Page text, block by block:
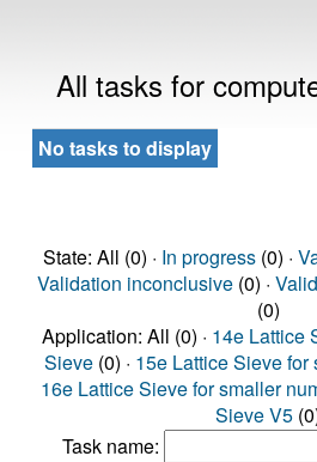
All tasks for
No tasks to display
State: All (0) · In progress(0) ·
Validation inconclusive(0) · Valid
(0)
Application: All (0) · 14e Lattice
Sieve (0) · 15e Lattice Sieve
16e Lattice Sieve for smaller
Sieve V5
Task name: